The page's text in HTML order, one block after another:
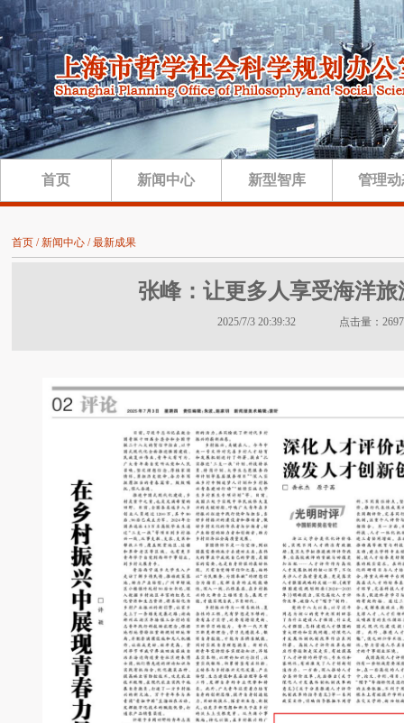
首页 新闻中心 新型智库 管理
首页 / 新闻中心 / 最新成果
张峰：让更多人享受海洋旅
2025/7/3 20:39:32 点击量：2697